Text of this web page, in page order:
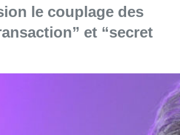
le couplage des
et “secret